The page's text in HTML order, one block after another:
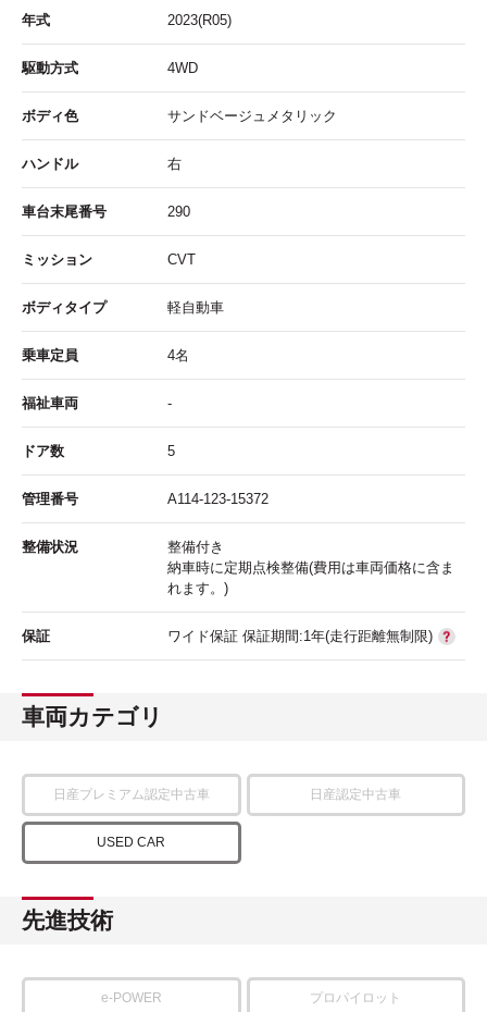
年式 2023(R05)
駆動方式 4WD
ボディ色 サンドベージュメタリック
ハンドル 右
車台末尾番号 290
ミッション CVT
ボディタイプ 軽自動車
乗車定員 4名
福祉車両 -
ドア数 5
管理番号 A114-123-15372
整備状況
整備付き
納車時に定期点検整備(費用は車両価格に含ま
れます。)
保証 ワイド保証 保証期間:1年(走行距離無制限)
車両カテゴリ
日産プレミアム認定中古車 日産認定中古車
USED CAR
先進技術
e-POWER プロパイロット